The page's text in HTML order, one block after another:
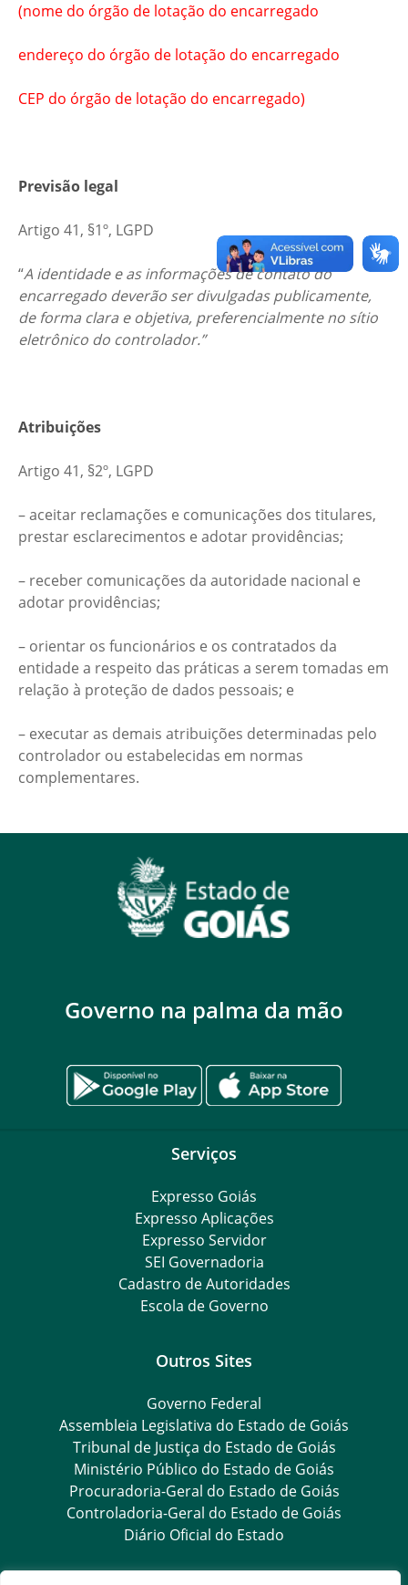
(nome do órgão de lotação do encarregado
endereço do órgão de lotação do encarregado
CEP do órgão de lotação do encarregado)
Previsão legal
Artigo 41, §1º, LGPD
“A identidade e as informações de contato do
encarregado deverão ser divulgadas publicamente,
de forma clara e objetiva, preferencialmente no sítio
eletrônico do controlador.”
Atribuições
Artigo 41, §2º, LGPD
– aceitar reclamações e comunicações dos titulares,
prestar esclarecimentos e adotar providências;
– receber comunicações da autoridade nacional e
adotar providências;
– orientar os funcionários e os contratados da
entidade a respeito das práticas a serem tomadas em
relação à proteção de dados pessoais; e
– executar as demais atribuições determinadas pelo
controlador ou estabelecidas em normas
complementares.
Governo na palma da mão
Serviços
Expresso Goiás
Expresso Aplicações
Expresso Servidor
SEI Governadoria
Cadastro de Autoridades
Escola de Governo
Outros Sites
Governo Federal
Assembleia Legislativa do Estado de Goiás
Tribunal de Justiça do Estado de Goiás
Ministério Público do Estado de Goiás
Procuradoria-Geral do Estado de Goiás
Controladoria-Geral do Estado de Goiás
Diário Oficial do Estado